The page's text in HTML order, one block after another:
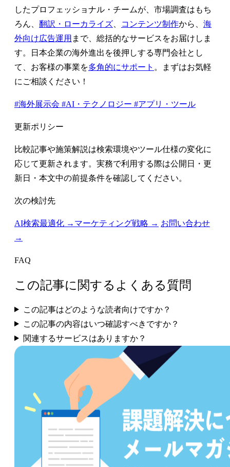
したプロフェッショナル・チームが、市場調査はもち
ろん、 翻訳・ローカライズ コンテンツ制作から、 海
外向け広告運用 まで、総括的なサービスをお届けしま
す。日本企業の海外進出を後押しする専門会社とし
て、お客様の事業を多角的にサポート 。まずはお気軽
にご相談ください！
#海外展示会 #AI・テクノロジー #アプリ・ツール
更新ポリシー
比較記事や施策解説は検索環境やツール仕様の変化に
応じて更新されます。実務で利用する際は公開日・更
新日・本文中の前提条件を確認してください。
次の検討先
AI検索最適化 → マーケティング戦略 → お問い合わせ
→
FAQ
この記事に関するよくある質問
この記事はどのような読者向けですか？
この記事の内容はいつ確認すべきですか？
関連するサービスはありますか？